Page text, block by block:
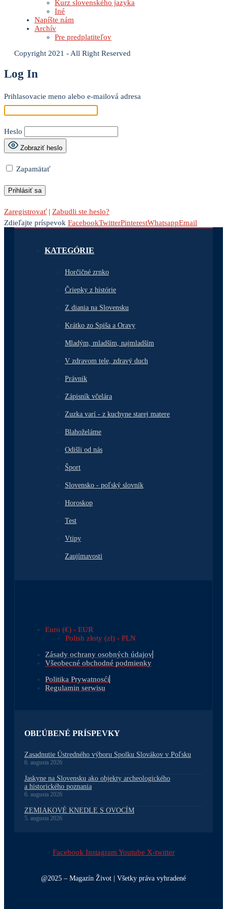
Kurz slovenského jazyka
Iné
Napíšte nám
Archív
Pre predplatiteľov
Copyright 2021 - All Right Reserved
Log In
Prihlasovacie meno alebo e-mailová adresa
Heslo
Zobraziť heslo
Zapamätať
Zaregistrovať | Zabudli ste heslo?
Zdieľajte príspevok FacebookTwitterPinterestWhatsappEmail
KATEGÓRIE
Horčičné zrnko
Čriepky z histórie
Z diania na Slovensku
Krátko zo Spiša a Oravy
Mladým, mladším, najmladším
V zdravom tele, zdravý duch
Právnik
Zápisník včelára
Zuzka varí - z kuchyne starej matere
Blahoželáme
Odišli od nás
Šport
Slovensko - poľský slovník
Horoskop
Test
Vtipy
Zaujímavosti
Euro (€) - EUR
Polish złoty (zł) - PLN
Zásady ochrany osobných údajov
Všeobecné obchodné podmienky
Politika Prywatnosći
Regulamin serwisu
OBĽÚBENÉ PRÍSPEVKY
Zasadnutie Ústredného výboru Spolku Slovákov v Poľsku
6. augusta 2026
Jaskyne na Slovensku ako objekty archeologického
a historického poznania
6. augusta 2026
ZEMIAKOVÉ KNEDLE S OVOCÍM
5. augusta 2026
Facebook Instagram Youtube X-twitter
@2025 – Magazín Život | Všetky práva vyhradené